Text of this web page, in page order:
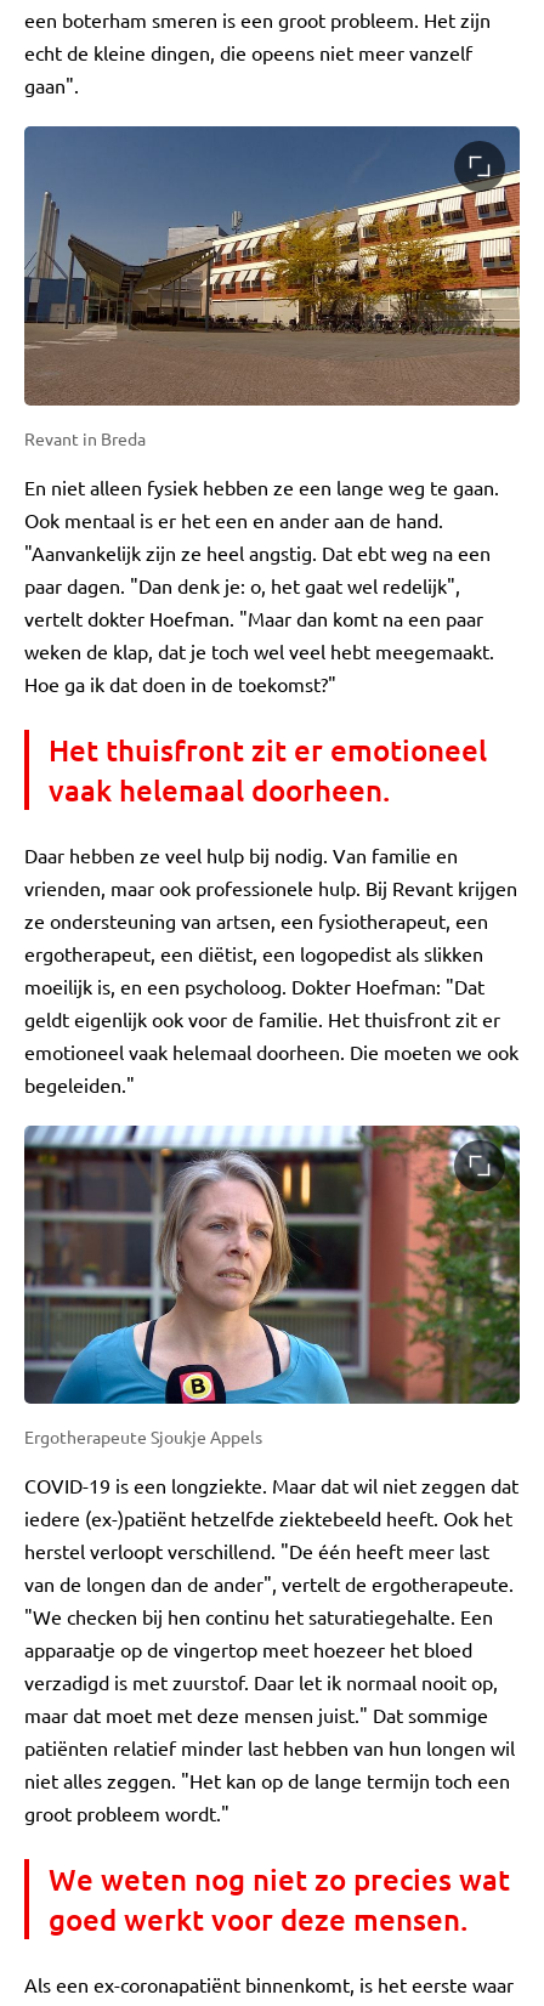
een boterham smeren is een groot probleem. Het zijn
echt de kleine dingen, die opeens niet meer vanzelf
gaan".
Revant in Breda
En niet alleen fysiek hebben ze een lange weg te gaan.
Ook mentaal is er het een en ander aan de hand.
"Aanvankelijk zijn ze heel angstig. Dat ebt weg na een
paar dagen. "Dan denk je: o, het gaat wel redelijk",
vertelt dokter Hoefman. "Maar dan komt na een paar
weken de klap, dat je toch wel veel hebt meegemaakt.
Hoe ga ik dat doen in de toekomst?"
Het thuisfront zit er emotioneel
vaak helemaal doorheen.
Daar hebben ze veel hulp bij nodig. Van familie en
vrienden, maar ook professionele hulp. Bij Revant krijgen
ze ondersteuning van artsen, een fysiotherapeut, een
ergotherapeut, een diëtist, een logopedist als slikken
moeilijk is, en een psycholoog. Dokter Hoefman: "Dat
geldt eigenlijk ook voor de familie. Het thuisfront zit er
emotioneel vaak helemaal doorheen. Die moeten we ook
begeleiden."
Ergotherapeute Sjoukje Appels
COVID-19 is een longziekte. Maar dat wil niet zeggen dat
iedere (ex-)patiënt hetzelfde ziektebeeld heeft. Ook het
herstel verloopt verschillend. "De één heeft meer last
van de longen dan de ander", vertelt de ergotherapeute.
"We checken bij hen continu het saturatiegehalte. Een
apparaatje op de vingertop meet hoezeer het bloed
verzadigd is met zuurstof. Daar let ik normaal nooit op,
maar dat moet met deze mensen juist." Dat sommige
patiënten relatief minder last hebben van hun longen wil
niet alles zeggen. "Het kan op de lange termijn toch een
groot probleem wordt."
We weten nog niet zo precies wat
goed werkt voor deze mensen.
Als een ex-coronapatiënt binnenkomt, is het eerste waar